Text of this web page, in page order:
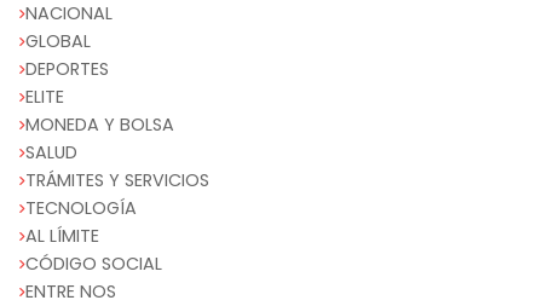
NACIONAL
GLOBAL
DEPORTES
ELITE
MONEDA Y BOLSA
SALUD
TRÁMITES Y SERVICIOS
TECNOLOGÍA
AL LÍMITE
CÓDIGO SOCIAL
ENTRE NOS